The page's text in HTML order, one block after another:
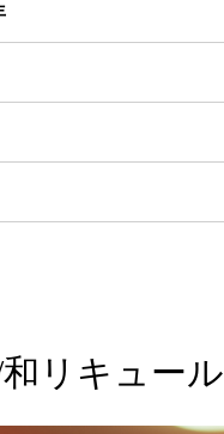
リキュール